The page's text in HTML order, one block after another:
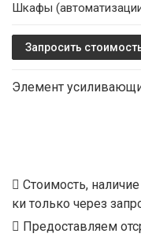
Шкафы
Запросить
Элемент
Стоимость,
ки только через
Предоставляем